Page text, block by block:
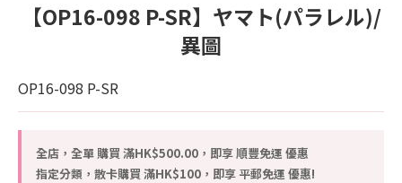
【OP16-098 P-SR】ヤマト(パラレル)/
異圖
OP16-098 P-SR
全店，全單 購買 滿HK$500.00，即享 順豐免運 優惠
指定分類，散卡購買 滿HK$100，即享 平郵免運 優惠!